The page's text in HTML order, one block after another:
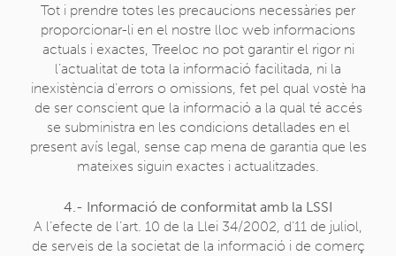
Tot i prendre totes les precaucions necessàries per
proporcionar-li en el nostre lloc web informacions
actuals i exactes, Treeloc no pot garantir el rigor ni
l’actualitat de tota la informació facilitada, ni la
inexistència d’errors o omissions, fet pel qual vostè ha
de ser conscient que la informació a la qual té accés
se subministra en les condicions detallades en el
present avís legal, sense cap mena de garantia que les
mateixes siguin exactes i actualitzades.
4.- Informació de conformitat amb la LSSI
A l’efecte de l’art. 10 de la Llei 34/2002, d’11 de juliol,
de serveis de la societat de la informació i de comerç